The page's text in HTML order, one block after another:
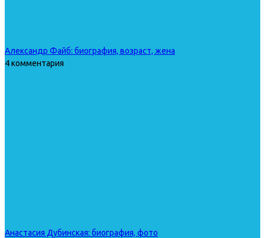
Александр Файб: биография, возраст, жена
4 комментария
Анастасия Дубинская: биография, фото